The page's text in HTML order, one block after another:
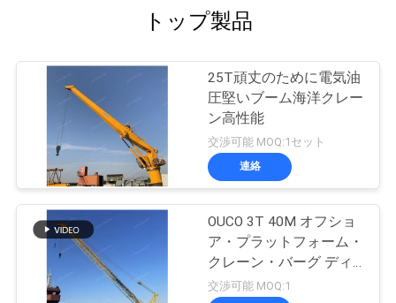
トップ製品
25T頑丈のために電気油
圧堅いブーム海洋クレー
ン高性能
交渉可能 MOQ:1セット
連絡
OUCO 3T 40M オフショ
ア・プラットフォーム・
クレーン・バーグ ディ
ーゼルエンジン搭載
交渉可能 MOQ:1